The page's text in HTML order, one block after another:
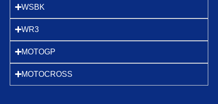
WSBK
WR3
MOTOGP
MOTOCROSS